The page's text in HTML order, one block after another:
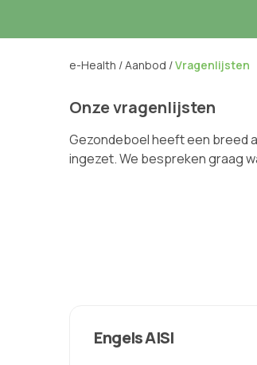
e-Health /Aanbod /Vragenlijsten
Onze vragenlijsten
Gezondeboel heeft een breed
ingezet. We bespreken graag
Engels AISI